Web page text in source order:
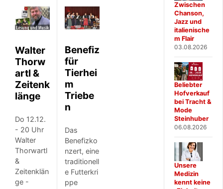
Walter
Thorw
artl &
Zeitenk
länge
Do 12.12.
- 20 Uhr
Walter
Thorwartl
&
Zeitenklän
ge -
Benefiz
für
Tierhei
m
Triebe
n
Das
Benefizko
nzert, eine
traditionell
e Futterkri
ppe
Zwischen
Chanson,
Jazz und
italienische
m Flair
03.08.2026
Beliebter
Hofverkauf
bei Tracht &
Mode
Steinhuber
06.08.2026
Unsere
Medizin
kennt keine